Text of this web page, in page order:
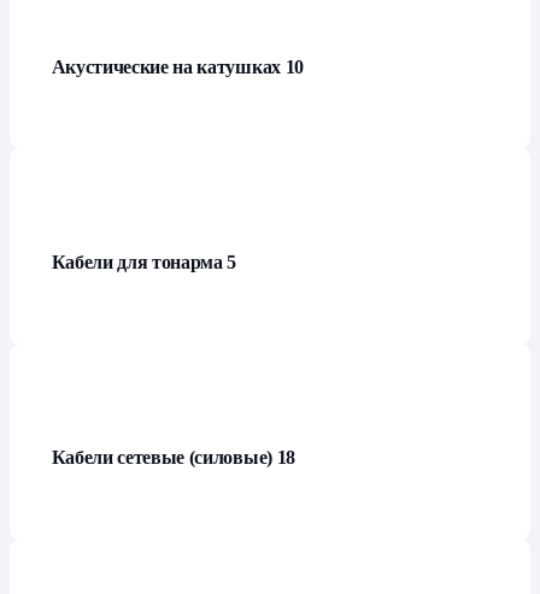
Акустические на катушках 10
Кабели для тонарма5
Кабели сетевые (силовые) 18